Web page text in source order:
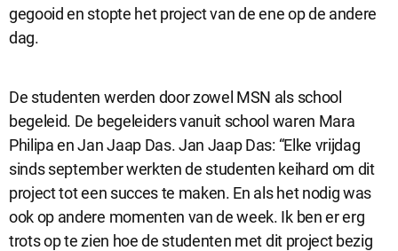
Marketing cookies
Google. De cookies delen individuele gegevens over jouw
surfgedrag op onze website.
Selectie accepteren
Alle cookies accepteren
gegooid en stopte het project van de ene op de andere
dag.
De studenten werden door zowel MSN als school
begeleid. De begeleiders vanuit school waren Mara
Philipa en Jan Jaap Das. Jan Jaap Das: “Elke vrijdag
sinds september werkten de studenten keihard om dit
project tot een succes te maken. En als het nodig was
ook op andere momenten van de week. Ik ben er erg
trots op te zien hoe de studenten met dit project bezig